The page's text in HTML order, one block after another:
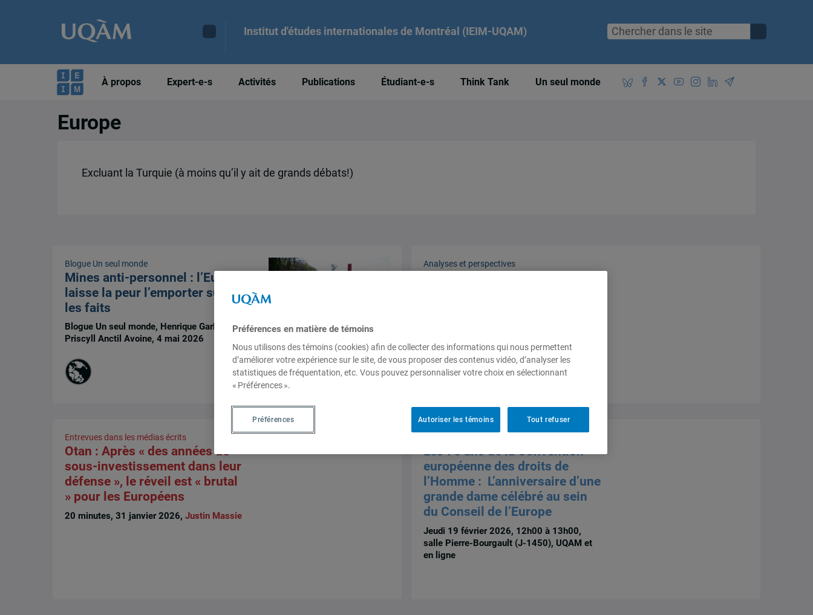
Institut d'études internationales de Montréal (IEIM-UQAM)
À propos Expert-e-s Activités Publications Étudiant-e-s Think Tank Un seul monde
Europe
Excluant la Turquie (à moins qu’il y ait de grands débats!)
Blogue Un seul monde
Mines anti-personnel : l’Europe
laisse la peur l’emporter sur
les faits
Blogue Un seul monde, Henrique Garbino et
Priscyll Anctil Avoine, 4 mai 2026
Analyses et perspectives
Le Grand Continent, 13 février 2026,
Massie
Entrevues dans les médias écrits
Otan : Après « des années de
sous-investissement dans leur
défense », le réveil est « brutal
» pour les Européens
20 minutes, 31 janvier 2026,Justin Massie
Les 75 ans de la Convention
européenne des droits de
l’Homme : L’anniversaire d’une
grande dame célébré au sein
du Conseil de l’Europe
Jeudi 19 février 2026, 12h00 à 13h00,
salle Pierre-Bourgault (J-1450), UQAM et
en ligne
Préférences en matière de témoins
Nous utilisons des témoins (cookies) afin de collecter des informations qui nous permettent
d’améliorer votre expérience sur le site, de vous proposer des contenus vidéo, d’analyser les
statistiques de fréquentation, etc. Vous pouvez personnaliser votre choix en sélectionnant
« Préférences ».
Tout refuser
Autoriser les témoins
Préférences